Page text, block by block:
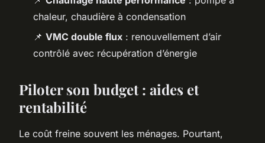
chaleur, chaudière à condensation
📌 VMC double flux : renouvellement d’air
contrôlé avec récupération d’énergie
Piloter son budget : aides et
rentabilité
Le coût freine souvent les ménages. Pourtant,